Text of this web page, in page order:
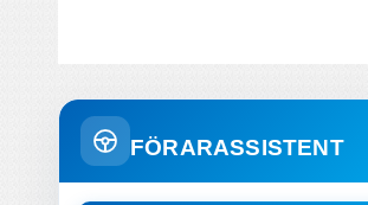
FÖRARASSISTENT